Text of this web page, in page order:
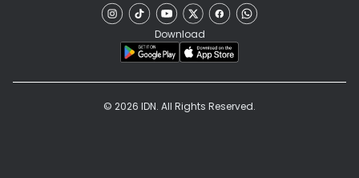
Download
© 2026 IDN. All Rights Reserved.